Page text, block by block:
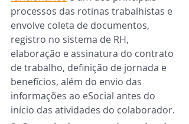
processos das rotinas trabalhistas e
envolve coleta de documentos,
registro no sistema de RH,
elaboração e assinatura do contrato
de trabalho, definição de jornada e
benefícios, além do envio das
informações ao eSocial antes do
início das atividades do colaborador.